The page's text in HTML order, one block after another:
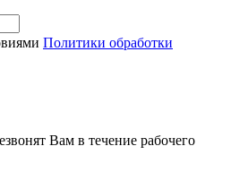
Политики обработки
Вам в течение рабочего